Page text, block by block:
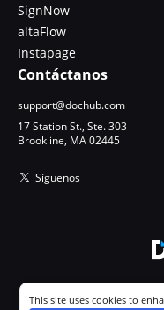
SignNow
altaFlow
Instapage
Contáctanos
support@dochub.com
17 Station St., Ste. 303
Brookline, MA 02445
Síguenos
Todos
Cookie consent notice
This site uses cookies to